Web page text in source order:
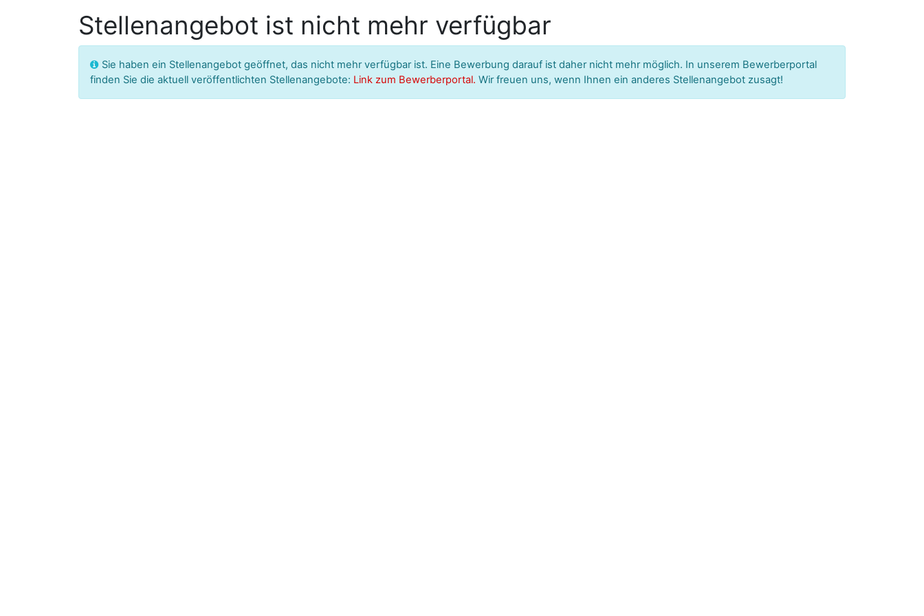
Stellenangebot ist nicht mehr verfügbar
Sie haben ein Stellenangebot geöffnet, das nicht mehr verfügbar ist. Eine Bewerbung darauf ist daher nicht mehr möglich. In unserem Bewerberportal
finden Sie die aktuell veröffentlichten Stellenangebote: Link zum Bewerberportal. Wir freuen uns, wenn Ihnen ein anderes Stellenangebot zusagt!